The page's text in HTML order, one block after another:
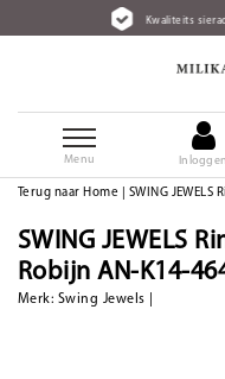
Kwaliteits sieraden en horloges
Menu Inloggen
Terug naar Home SWING
SWING JEWELS
Robijn AN-K14-
Merk: Swing Jewels